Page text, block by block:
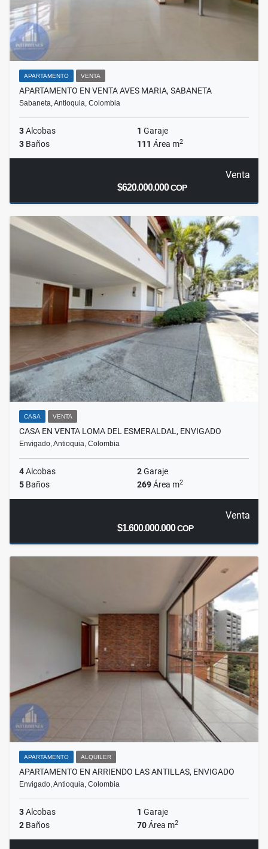
APARTAMENTO VENTA
APARTAMENTO EN VENTA AVES MARIA, SABANETA
Sabaneta, Antioquia, Colombia
3Alcobas 1 Garaje
3 Baños 111 Área m2
Venta
$620.000.000COP
CASA VENTA
CASA EN VENTA LOMA DEL ESMERALDAL, ENVIGADO
Envigado, Antioquia, Colombia
4Alcobas 2Garaje
5 Baños 269Área m2
Venta
$1.600.000.000COP
APARTAMENTO ALQUILER
APARTAMENTO EN ARRIENDO LAS ANTILLAS, ENVIGADO
Envigado, Antioquia, Colombia
3Alcobas 1 Garaje
2 Baños 70Área m2